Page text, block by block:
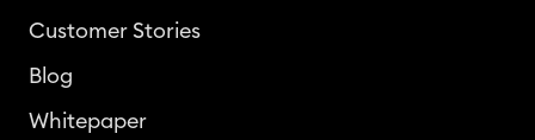
Customer Stories
Blog
Whitepaper